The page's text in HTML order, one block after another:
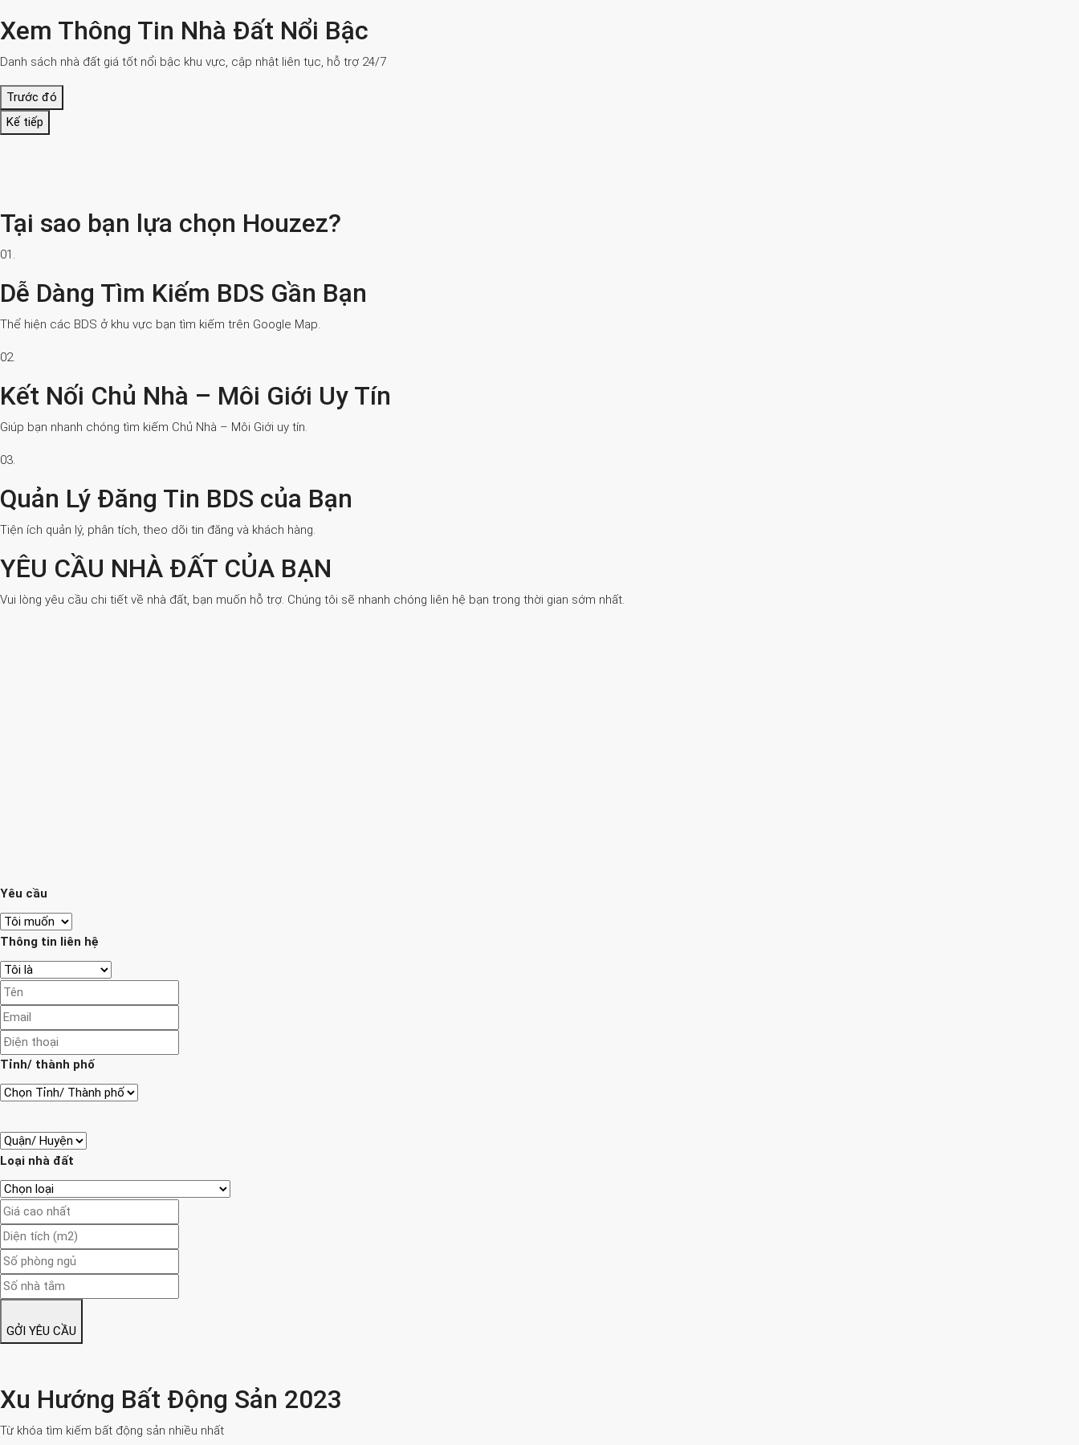
Xem Thông Tin Nhà Đất Nổi Bậc
Danh sách nhà đất giá tốt nổi bậc khu vực, cập nhật liên tục, hỗ trợ 24/7
Trước đó
Kế tiếp
Tại sao bạn lựa chọn Houzez?
01.
Dễ Dàng Tìm Kiếm BDS Gần Bạn
Thể hiện các BDS ở khu vực bạn tìm kiếm trên Google Map.
02.
Kết Nối Chủ Nhà – Môi Giới Uy Tín
Giúp bạn nhanh chóng tìm kiếm Chủ Nhà – Môi Giới uy tín.
03.
Quản Lý Đăng Tin BDS của Bạn
Tiện ích quản lý, phân tích, theo dõi tin đăng và khách hàng.
YÊU CẦU NHÀ ĐẤT CỦA BẠN
Vui lòng yêu cầu chi tiết về nhà đất, bạn muốn hỗ trợ. Chúng tôi sẽ nhanh chóng liên hệ bạn trong thời gian sớm nhất.
Yêu cầu
Thông tin liên hệ
Tỉnh/ thành phố
Loại nhà đất
GỞI YÊU CẦU
Xu Hướng Bất Động Sản 2023
Từ khóa tìm kiếm bất động sản nhiều nhất